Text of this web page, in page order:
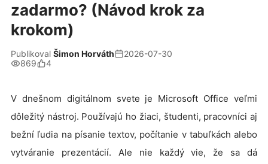
zadarmo? (Návod krok za
krokom)
Publikoval Šimon Horváth
2026-07-30
869
4
V dnešnom digitálnom svete je Microsoft Office veľmi
dôležitý nástroj. Používajú ho žiaci, študenti, pracovníci aj
bežní ľudia na písanie textov, počítanie v tabuľkách alebo
vytváranie prezentácií. Ale nie každý vie, že sa dá